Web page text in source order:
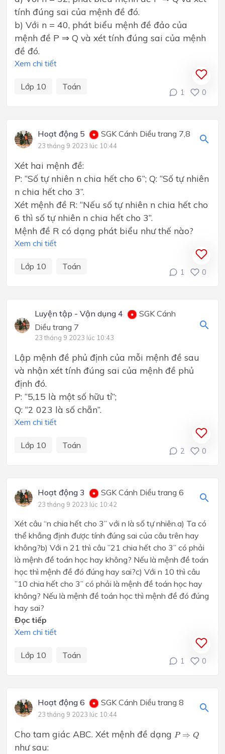
tính đúng sai của mệnh đề đó.
b) Với n = 40, phát biểu mệnh đề đảo của
mệnh đề P ⇒ Q và xét tính đúng sai của mệnh
đề đó.
Xem chi tiết
Lớp 10 Toán
1 0
Hoạt động 5 SGK Cánh Diều trang 7,8
23 tháng 9 2023 lúc 10:44
Xét hai mệnh đề:
P: “Số tự nhiên n chia hết cho 6”; Q: “Số tự nhiên
n chia hết cho 3”.
Xét mệnh đề R: “Nếu số tự nhiên n chia hết cho
6 thì số tự nhiên n chia hết cho 3”.
Mệnh đề R có dạng phát biểu như thế nào?
Xem chi tiết
Lớp 10 Toán
1 0
Luyện tập - Vận dụng 4
SGK Cánh
Diều trang 7
23 tháng 9 2023 lúc 10:43
Lập mệnh đề phủ định của mỗi mệnh đề sau
và nhận xét tính đúng sai của mệnh đề phủ
định đó.
P: “5,15 là một số hữu tỉ”;
Q: “2 023 là số chẵn”.
Xem chi tiết
Lớp 10 Toán
2 0
Hoạt động 3 SGK Cánh Diều trang 6
23 tháng 9 2023 lúc 10:42
Xét câu “n chia hết cho 3” với n là số tự nhiên.a) Ta có
thể khẳng định được tính đúng sai của câu trên hay
không?b) Với n 21 thì câu ”21 chia hết cho 3” có phải
là mệnh đề toán học hay không? Nếu là mệnh đề toán
học thì mệnh đề đó đúng hay sai?c) Với n 10 thì câu
”10 chia hết cho 3” có phải là mệnh đề toán học hay
không? Nếu là mệnh đề toán học thì mệnh đề đó đúng
hay sai?
Đọc tiếp
Xem chi tiết
Lớp 10 Toán
1 0
Hoạt động 6 SGK Cánh Diều trang 8
23 tháng 9 2023 lúc 10:44
Cho tam giác ABC. Xét mệnh đề dạng P ⇒ Q
P⇒ Q
như sau: